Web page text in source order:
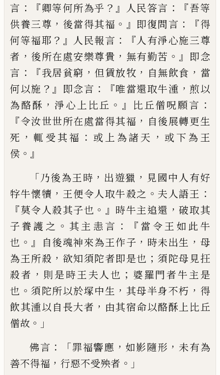
言 ：『卿等何所為乎 ？』 人民答言 ：『吾等
供養三尊 ， 後當得其福 。』 即復問言 ：『得
何等福耶 ？』 人民報言 ：『人有淨心施三尊
者 ， 後所在處安樂尊貴 ， 無有勤苦 。』 即念
言 ：『我居貧窮 ， 但賃放牧 ， 自無飲食 ， 當
何以施 ？』 即念言 ：『唯當還取牛湩 ，煎以
為酪酥 ，淨心上比丘 。』 比丘僧呪願言 ：
『令汝世世所在處當得其福 ， 自後展轉更生
死 ，輒受其福 ： 或上為諸天 ， 或下為王
侯 。』
「乃後為王時 ， 出遊獵 ， 見國中人有好
牸牛懷犢 ， 王便令人取牛殺之 。 夫人語王 ：
『莫令人殺其子也 。』 時牛主追還 ，破取其
子養護 之 。其主恚言 ：『 當令王如此牛
也 。』 自後魂神來為王作子 ， 時未出生 ， 母
為王所殺 ， 欲知須陀者即是也 ； 須陀母見抂
殺者 ， 則是時王夫人也 ； 婆羅門者牛主是
也 。 須陀所以於塚中生 ， 其母半身不朽 ， 得
飲其湩以自長大者 ， 由其宿命以酪酥 上比丘
僧故 。」
佛言 ：「罪福響應 ， 如影隨形 ， 未有為
善不得福 ， 行惡不受殃者 。」